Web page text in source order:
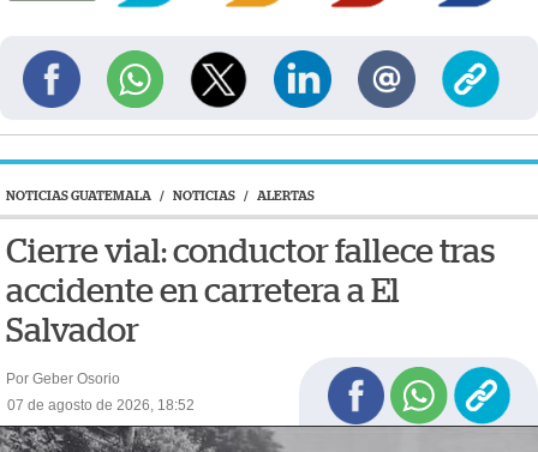
NOTICIAS GUATEMALA / NOTICIAS / ALERTAS
Cierre vial: conductor fallece tras
accidente en carretera a El
Salvador
Por Geber Osorio
07 de agosto de 2026, 18:52